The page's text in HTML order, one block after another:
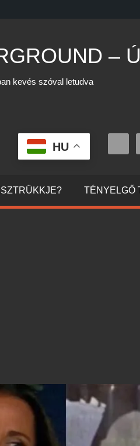
–
kevés szóval letudva
HU
TÉNYELGŐ